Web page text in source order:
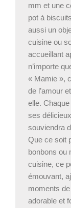
mm et une
pot à
aussi un
cuisine ou
accueillant
n’importe
« Mamie »,
de l’amour
elle.
ses
souviendra
Que ce soit
bonbons ou
cuisine, ce
émouvant,
moments
adorable et